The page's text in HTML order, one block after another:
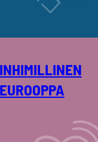
INHIMILLINEN
EUROOPPA